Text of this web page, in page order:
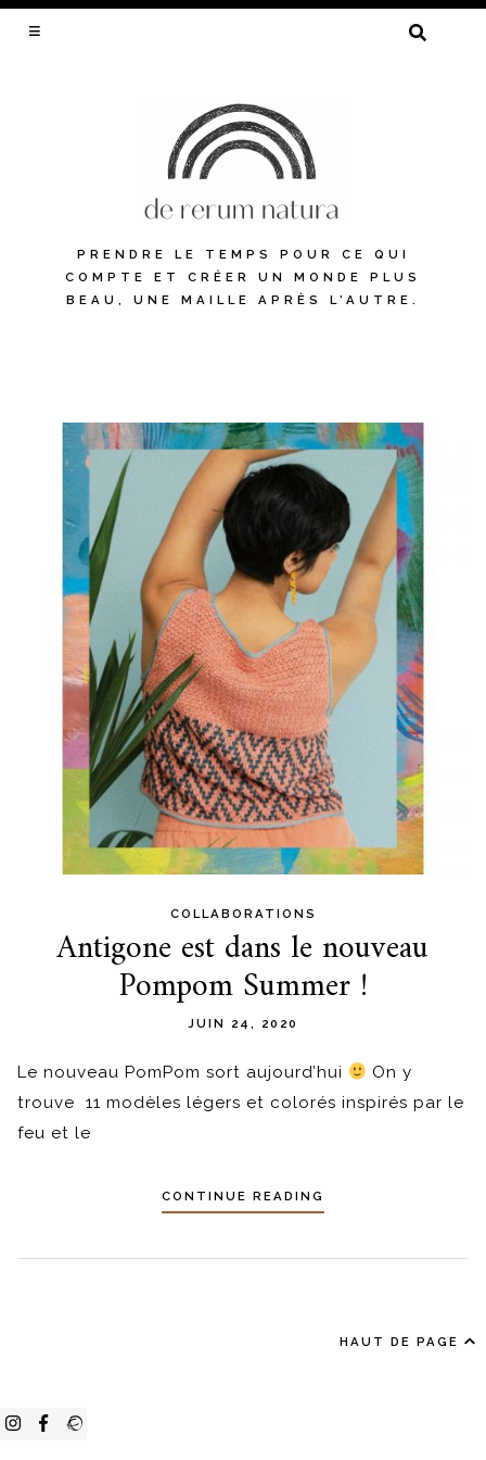
RECHERCHER :
PRENDRE LE TEMPS POUR CE QUI
COMPTE ET CRÉER UN MONDE PLUS
BEAU, UNE MAILLE APRÈS L'AUTRE.
COLLABORATIONS
Antigone est dans le nouveau
Pompom Summer !
JUIN 24, 2020
Le nouveau PomPom sort aujourd’hui
On y
trouve 11 modèles légers et colorés inspirés par le
feu et le
CONTINUE READING
HAUT DE PAGE